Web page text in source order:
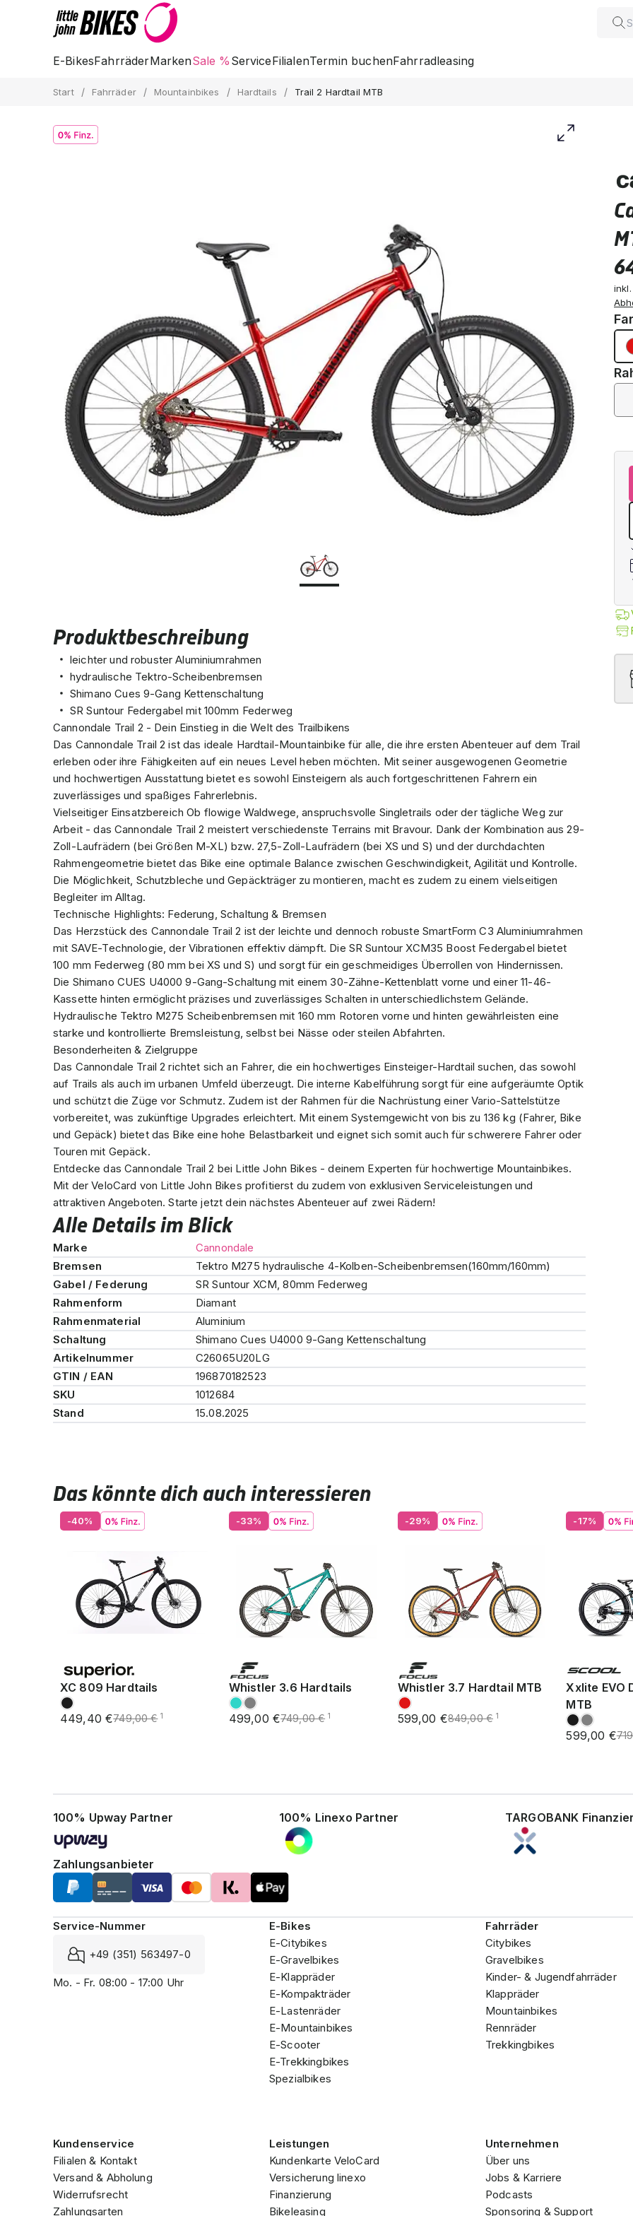
E-BikesFahrräderMarkenSale % ServiceFilialenTermin buchenFahrradleasing
Start / Fahrräder / Mountainbikes / Hardtails / Trail 2 Hardtail MTB
Produktbeschreibung
leichter und robuster Aluminiumrahmen
hydraulische Tektro-Scheibenbremsen
Shimano Cues 9-Gang Kettenschaltung
SR Suntour Federgabel mit 100mm Federweg
Cannondale Trail 2 - Dein Einstieg in die Welt des Trailbikens
Das Cannondale Trail 2 ist das ideale Hardtail-Mountainbike für alle, die ihre ersten Abenteuer auf dem Trail
erleben oder ihre Fähigkeiten auf ein neues Level heben möchten. Mit seiner ausgewogenen Geometrie
und hochwertigen Ausstattung bietet es sowohl Einsteigern als auch fortgeschrittenen Fahrern ein
zuverlässiges und spaßiges Fahrerlebnis.
Vielseitiger Einsatzbereich Ob flowige Waldwege, anspruchsvolle Singletrails oder der tägliche Weg zur
Arbeit - das Cannondale Trail 2 meistert verschiedenste Terrains mit Bravour. Dank der Kombination aus 29-
Zoll-Laufrädern (bei Größen M-XL) bzw. 27,5-Zoll-Laufrädern (bei XS und S) und der durchdachten
Rahmengeometrie bietet das Bike eine optimale Balance zwischen Geschwindigkeit, Agilität und Kontrolle.
Die Möglichkeit, Schutzbleche und Gepäckträger zu montieren, macht es zudem zu einem vielseitigen
Begleiter im Alltag.
Technische Highlights: Federung, Schaltung & Bremsen
Das Herzstück des Cannondale Trail 2 ist der leichte und dennoch robuste SmartForm C3 Aluminiumrahmen
mit SAVE-Technologie, der Vibrationen effektiv dämpft. Die SR Suntour XCM35 Boost Federgabel bietet
100 mm Federweg (80 mm bei XS und S) und sorgt für ein geschmeidiges Überrollen von Hindernissen.
Die Shimano CUES U4000 9-Gang-Schaltung mit einem 30-Zähne-Kettenblatt vorne und einer 11-46-
Kassette hinten ermöglicht präzises und zuverlässiges Schalten in unterschiedlichstem Gelände.
Hydraulische Tektro M275 Scheibenbremsen mit 160 mm Rotoren vorne und hinten gewährleisten eine
starke und kontrollierte Bremsleistung, selbst bei Nässe oder steilen Abfahrten.
Besonderheiten & Zielgruppe
Das Cannondale Trail 2 richtet sich an Fahrer, die ein hochwertiges Einsteiger-Hardtail suchen, das sowohl
auf Trails als auch im urbanen Umfeld überzeugt. Die interne Kabelführung sorgt für eine aufgeräumte Optik
und schützt die Züge vor Schmutz. Zudem ist der Rahmen für die Nachrüstung einer Vario-Sattelstütze
vorbereitet, was zukünftige Upgrades erleichtert. Mit einem Systemgewicht von bis zu 136 kg (Fahrer, Bike
und Gepäck) bietet das Bike eine hohe Belastbarkeit und eignet sich somit auch für schwerere Fahrer oder
Touren mit Gepäck.
Entdecke das Cannondale Trail 2 bei Little John Bikes - deinem Experten für hochwertige Mountainbikes.
Mit der VeloCard von Little John Bikes profitierst du zudem von exklusiven Serviceleistungen und
attraktiven Angeboten. Starte jetzt dein nächstes Abenteuer auf zwei Rädern!
Alle Details im Blick
Marke
Cannondale
Bremsen
Tektro M275 hydraulische 4-Kolben-Scheibenbremsen(160mm/160mm)
Gabel / Federung
SR Suntour XCM, 80mm Federweg
Rahmenform
Diamant
Rahmenmaterial
Aluminium
Schaltung
Shimano Cues U4000 9-Gang Kettenschaltung
Artikelnummer
C26065U20LG
GTIN / EAN
196870182523
SKU
1012684
Stand
15.08.2025
Das könnte dich auch interessieren
-40%
XC 809 Hardtails
449,40 €749,00 € 1
-33%
Whistler 3.6 Hardtails
499,00 €749,00 € 1
-29%
Whistler 3.7 Hardtail MTB
599,00 €849,00 € 1
-17%
Xxlite EVO
MTB
599,00 €
100% Upway Partner 100% Linexo Partner TARGOBANK
Zahlungsanbieter
Service-Nummer
+49 (351) 563497-0
Mo. - Fr. 08:00 - 17:00 Uhr
E-Bikes
E-Citybikes
E-Gravelbikes
E-Klappräder
E-Kompakträder
E-Lastenräder
E-Mountainbikes
E-Scooter
E-Trekkingbikes
Spezialbikes
Fahrräder
Citybikes
Gravelbikes
Kinder- & Jugendfahrräder
Klappräder
Mountainbikes
Rennräder
Trekkingbikes
Kundenservice
Filialen & Kontakt
Versand & Abholung
Widerrufsrecht
Zahlungsarten
Leistungen
Kundenkarte VeloCard
Versicherung linexo
Finanzierung
Bikeleasing
Unternehmen
Über uns
Jobs & Karriere
Podcasts
Sponsoring & Support